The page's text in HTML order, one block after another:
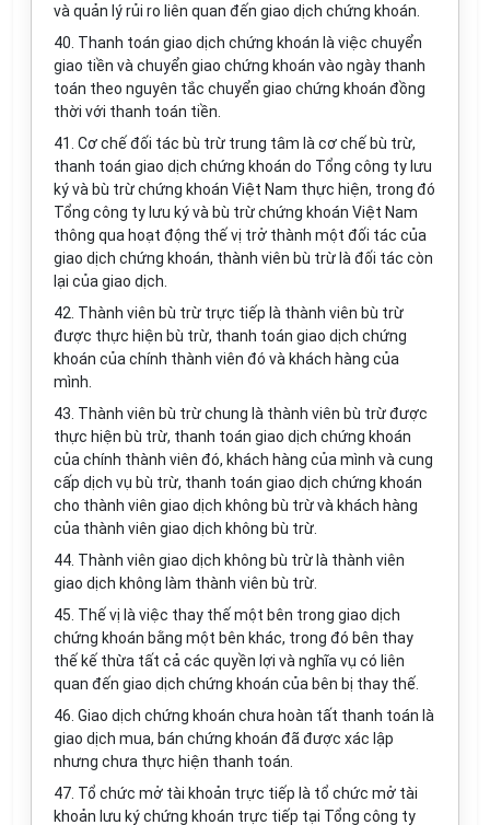
và quản lý rủi ro liên quan đến giao dịch chứng khoán.
40. Thanh toán giao dịch chứng khoán là việc chuyển
giao tiền và chuyển giao chứng khoán vào ngày thanh
toán theo nguyên tắc chuyển giao chứng khoán đồng
thời với thanh toán tiền.
41. Cơ chế đối tác bù trừ trung tâm là cơ chế bù trừ,
thanh toán giao dịch chứng khoán do Tổng công ty lưu
ký và bù trừ chứng khoán Việt Nam thực hiện, trong đó
Tổng công ty lưu ký và bù trừ chứng khoán Việt Nam
thông qua hoạt động thế vị trở thành một đối tác của
giao dịch chứng khoán, thành viên bù trừ là đối tác còn
lại của giao dịch.
42. Thành viên bù trừ trực tiếp là thành viên bù trừ
được thực hiện bù trừ, thanh toán giao dịch chứng
khoán của chính thành viên đó và khách hàng của
mình.
43. Thành viên bù trừ chung là thành viên bù trừ được
thực hiện bù trừ, thanh toán giao dịch chứng khoán
của chính thành viên đó, khách hàng của mình và cung
cấp dịch vụ bù trừ, thanh toán giao dịch chứng khoán
cho thành viên giao dịch không bù trừ và khách hàng
của thành viên giao dịch không bù trừ.
44. Thành viên giao dịch không bù trừ là thành viên
giao dịch không làm thành viên bù trừ.
45. Thế vị là việc thay thế một bên trong giao dịch
chứng khoán bằng một bên khác, trong đó bên thay
thế kế thừa tất cả các quyền lợi và nghĩa vụ có liên
quan đến giao dịch chứng khoán của bên bị thay thế.
46. Giao dịch chứng khoán chưa hoàn tất thanh toán là
giao dịch mua, bán chứng khoán đã được xác lập
nhưng chưa thực hiện thanh toán.
47. Tổ chức mở tài khoản trực tiếp là tổ chức mở tài
khoản lưu ký chứng khoán trực tiếp tại Tổng công ty